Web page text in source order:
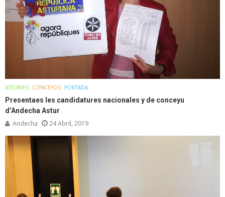
ASTURIES CONCEYOS PORTADA
Presentaes les candidatures nacionales y de conceyu
d’Andecha Astur
Andecha 24 Abril, 2019